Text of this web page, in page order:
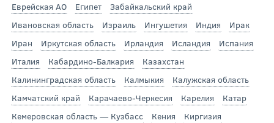
Еврейская АО
Египет
Забайкальский край
Ивановская область
Израиль Ингушетия Индия
Ирак
Иран
Иркутская область Ирландия Исландия
Испания
Италия
Кабардино-Балкария
Казахстан
Калининградская область
Калмыкия
Калужская область
Камчатский край
Карачаево-Черкесия Карелия
Катар
Кемеровская область — Кузбасс
Кения
Киргизия